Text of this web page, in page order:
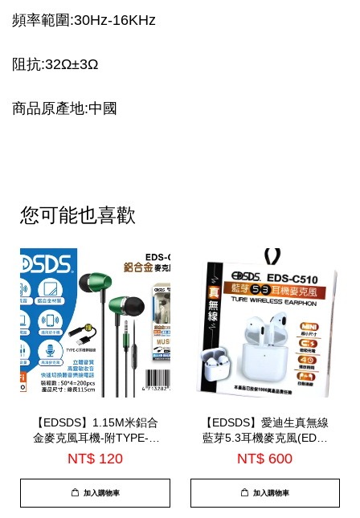
頻率範圍:30Hz-16KHz
阻抗:32Ω±3Ω
商品原產地:中國
您可能也喜歡
【EDSDS】1.15M米鋁合
金麥克風耳機-附TYPE-C
轉接線(EDS-C524)
NT$ 120
加入購物車
【EDSDS】愛迪生真無線
藍芽5.3耳機麥克風(EDS-
C510)-7月底到貨
NT$ 600
加入購物車